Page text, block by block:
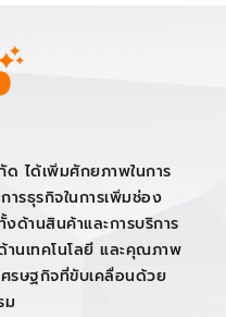
ได้เพิ่มศักยภาพในการ
ารธุรกิจในการเพิ่มช่อง
ด้านสินค้าและการบริการ
นเทคโนโลยี และคุณภาพ
ศรษฐกิจที่ขับเคลื่อนด้วย
ม